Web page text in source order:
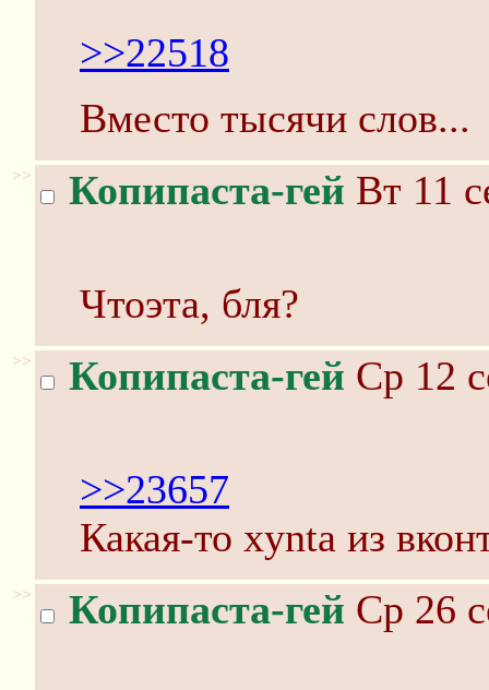
>>22518
Вместо тысячи слов...
>> Копипаста-гей Вт 11
Чтоэта, бля?
>> Копипаста-гей Ср 12
>>23657
Какая-то xynta из
>> Копипаста-гей Ср 26